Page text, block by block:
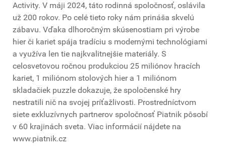
Activity. V máji 2024, táto rodinná spoločnosť, oslávila
už 200 rokov. Po celé tieto roky nám prináša skvelú
zábavu. Vďaka dlhoročným skúsenostiam pri výrobe
hier či kariet spája tradíciu s modernými technológiami
a využíva len tie najkvalitnejšie materiály. S
celosvetovou ročnou produkciou 25 miliónov hracích
kariet, 1 miliónom stolových hier a 1 miliónom
skladačiek puzzle dokazuje, že spoločenské hry
nestratili nič na svojej príťažlivosti. Prostredníctvom
siete exkluzívnych partnerov spoločnosť Piatnik pôsobí
v 60 krajinách sveta. Viac informácií nájdete na
www.piatnik.cz